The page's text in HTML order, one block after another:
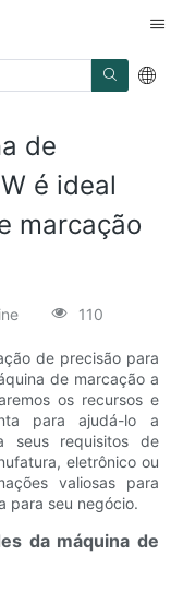
de
é ideal
marcação
110
de precisão para
de marcação a
os recursos e
para ajudá-lo a
seus requisitos de
eletrônico ou
valiosas para
para seu negócio.
da máquina de